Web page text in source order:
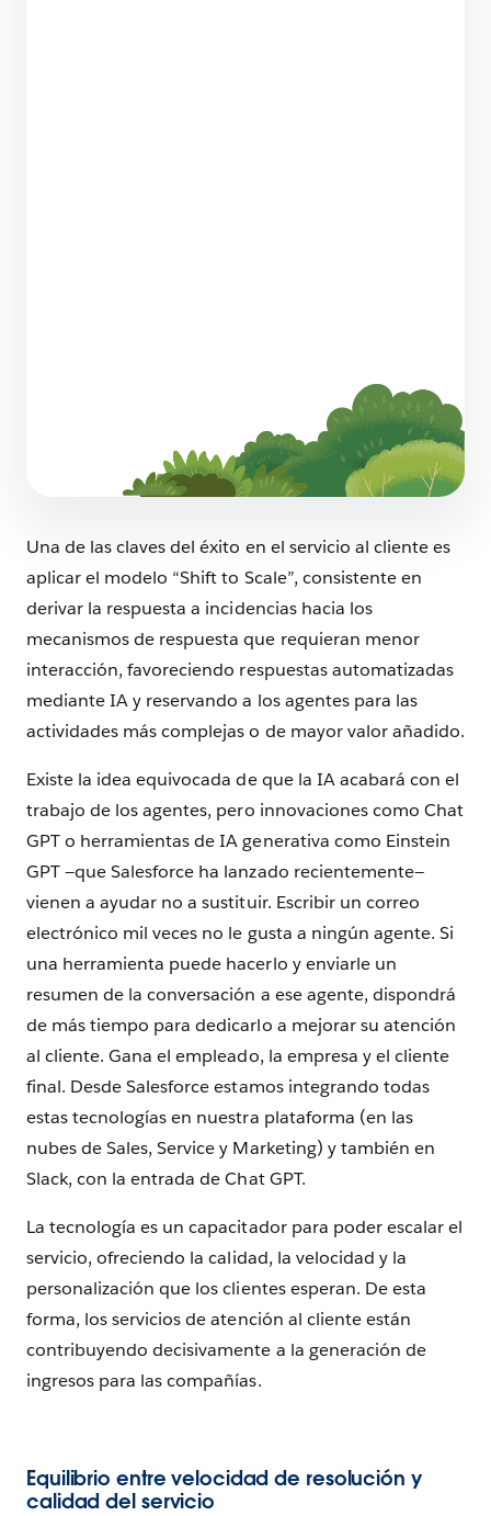
36 estadísticas del servicio de atención al
cliente para que tu negocio avance
6 Minutos de lectura
Una de las claves del éxito en el servicio al cliente es
aplicar el modelo “Shift to Scale”, consistente en
derivar la respuesta a incidencias hacia los
mecanismos de respuesta que requieran menor
interacción, favoreciendo respuestas automatizadas
mediante IA y reservando a los agentes para las
actividades más complejas o de mayor valor añadido.
Existe la idea equivocada de que la IA acabará con el
trabajo de los agentes, pero innovaciones como Chat
GPT o herramientas de IA generativa como Einstein
GPT —que Salesforce ha lanzado recientemente—
vienen a ayudar no a sustituir. Escribir un correo
electrónico mil veces no le gusta a ningún agente. Si
una herramienta puede hacerlo y enviarle un
resumen de la conversación a ese agente, dispondrá
de más tiempo para dedicarlo a mejorar su atención
al cliente. Gana el empleado, la empresa y el cliente
final. Desde Salesforce estamos integrando todas
estas tecnologías en nuestra plataforma (en las
nubes de Sales, Service y Marketing) y también en
Slack, con la entrada de Chat GPT.
La tecnología es un capacitador para poder escalar el
servicio, ofreciendo la calidad, la velocidad y la
personalización que los clientes esperan. De esta
forma, los servicios de atención al cliente están
contribuyendo decisivamente a la generación de
ingresos para las compañías.
Equilibrio entre velocidad de resolución y
calidad del servicio